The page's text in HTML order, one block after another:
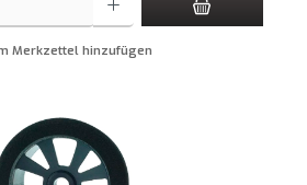
Merkzettel hinzufügen